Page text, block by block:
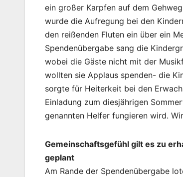
ein großer Karpfen auf dem
wurde die Aufregung bei den
den reißenden Fluten ein über ein
Spendenübergabe sang die
wobei die Gäste nicht mit der
wollten sie Applaus spenden- die
sorgte für Heiterkeit bei den
Einladung zum diesjährigen
genannten Helfer fungieren wird.
Gemeinschaftsgefühl gilt es zu
geplant
Am Rande der Spendenübergabe